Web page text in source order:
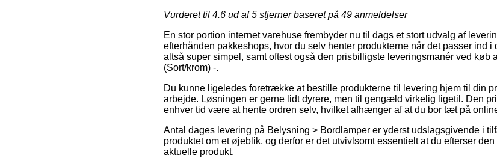
Vurderet til 4.6 ud af 5 stjerner baseret på 49 anmeldelser
En stor portion internet varehuse frembyder nu til dags et stort udvalg af
efterhånden pakkeshops, hvor du selv henter produkterne når det passer ind
altså super simpel, samt oftest også den prisbilligste leveringsmanér ved køb
(Sort/krom) -.
Du kunne ligeledes foretrække at bestille produkterne til levering hjem til din
arbejde. Løsningen er gerne lidt dyrere, men til gengæld virkelig ligetil. Den
enhver tid være at hente ordren selv, hvilket afhænger af at du bor tæt på
Antal dages levering på Belysning > Bordlamper er yderst udslagsgivende i
produktet om et øjeblik, og derfor er det utvivlsomt essentielt at du efterser
aktuelle produkt.